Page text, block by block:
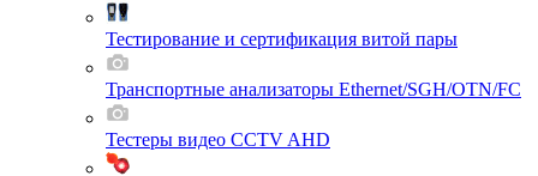
Тестирование и сертификация витой пары
Транспортные анализаторы Ethernet/SGH/OTN/FC
Тестеры видео CCTV AHD